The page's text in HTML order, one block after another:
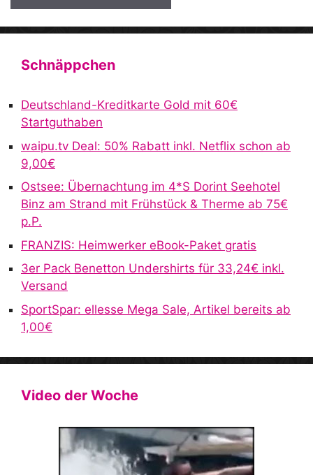
A
n
t
Schnäppchen
Deutschland-Kreditkarte Gold mit 60€
Startguthaben
waipu.tv Deal: 50% Rabatt inkl. Netflix schon ab
9,00€
Ostsee: Übernachtung im 4*S Dorint Seehotel
Binz am Strand mit Frühstück & Therme ab 75€
p.P.
FRANZIS: Heimwerker eBook-Paket gratis
3er Pack Benetton Undershirts für 33,24€ inkl.
Versand
SportSpar: ellesse Mega Sale, Artikel bereits ab
1,00€
Video der Woche